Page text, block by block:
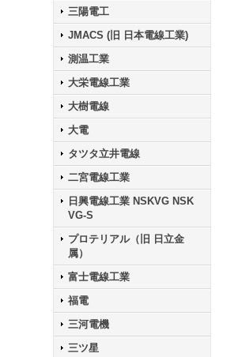
三陽電工
JMACS (旧 日本電線工業)
測温工業
大栄電線工業
大樹電線
大電
タツタ立井電線
二宮電線工業
日興電線工業 NSKVG NSK
VG-S
プロテリアル（旧 日立金
属）
富士電線工業
福電
三河電機
三ツ星